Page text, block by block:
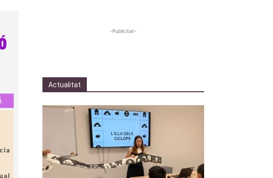
-Publicitat-
Actualitat